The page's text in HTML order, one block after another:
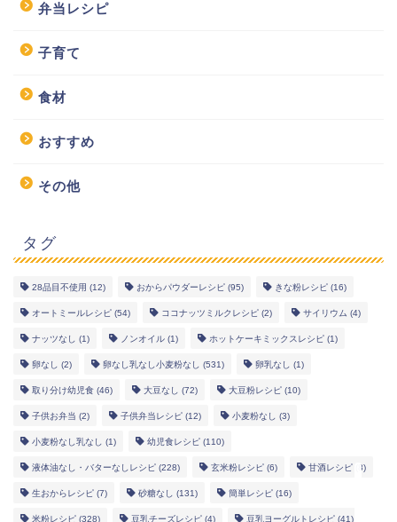
弁当レシピ
子育て
食材
おすすめ
その他
タグ
28品目不使用 (12) おからパウダーレシピ (95) きな粉レシピ (16)
オートミールレシピ (54) ココナッツミルクレシピ (2) サイリウム (4)
ナッツなし (1) ノンオイル (1) ホットケーキミックスレシピ (1)
卵なし (2) 卵なし乳なし小麦粉なし (531) 卵乳なし (1)
取り分け幼児食 (46) 大豆なし (72) 大豆粉レシピ (10)
子供お弁当 (2) 子供弁当レシピ (12) 小麦粉なし (3)
小麦粉なし乳なし (1) 幼児食レシピ (110)
液体油なし・バターなしレシピ (228) 玄米粉レシピ (6) 甘酒レシピ (8)
生おからレシピ (7) 砂糖なし (131) 簡単レシピ (16)
米粉レシピ (328) 豆乳チーズレシピ (4) 豆乳ヨーグルトレシピ (41)
幼児食レシピ
米粉レシピ
ヘルシーレシピ
works